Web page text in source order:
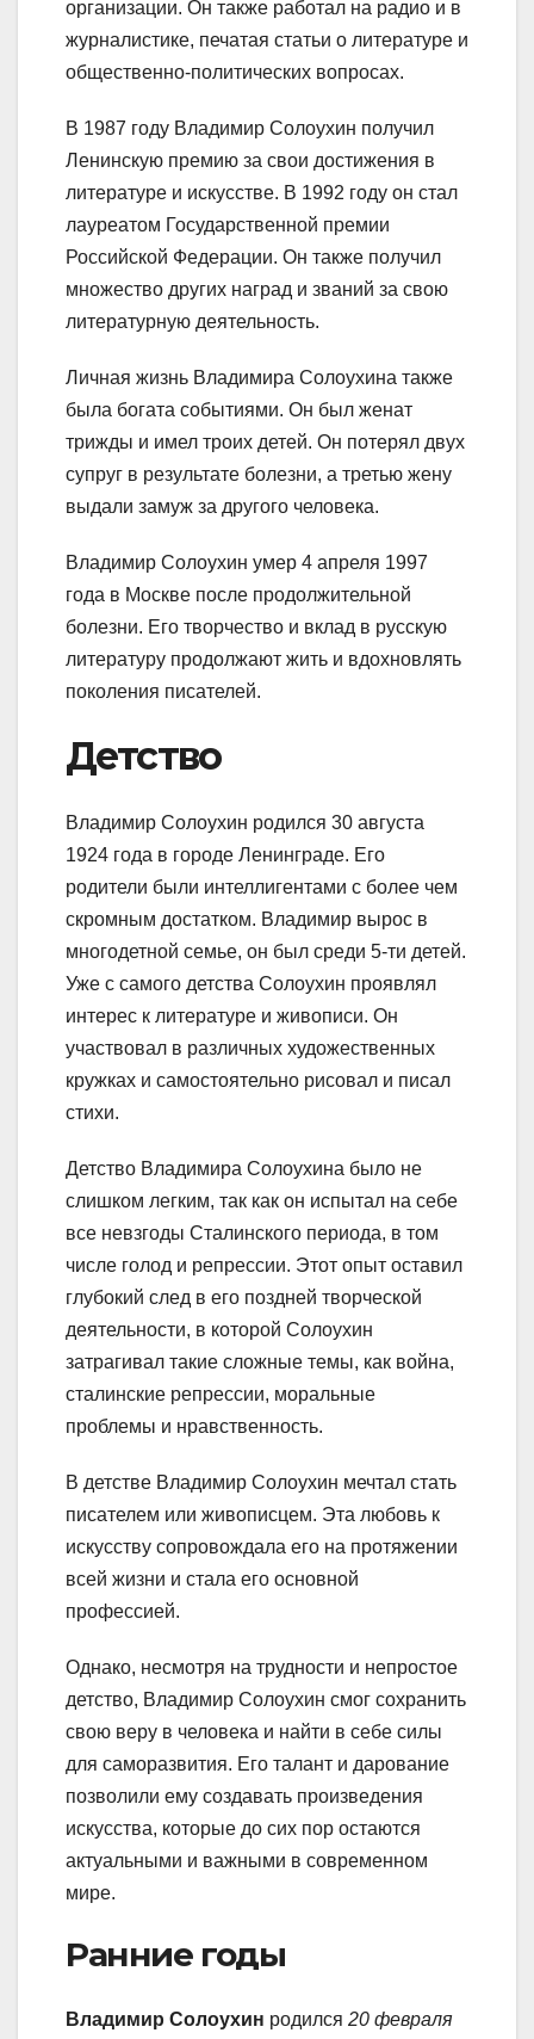
организации. Он также работал на радио и в
журналистике, печатая статьи о литературе и
общественно-политических вопросах.
В 1987 году Владимир Солоухин получил
Ленинскую премию за свои достижения в
литературе и искусстве. В 1992 году он стал
лауреатом Государственной премии
Российской Федерации. Он также получил
множество других наград и званий за свою
литературную деятельность.
Личная жизнь Владимира Солоухина также
была богата событиями. Он был женат
трижды и имел троих детей. Он потерял двух
супруг в результате болезни, а третью жену
выдали замуж за другого человека.
Владимир Солоухин умер 4 апреля 1997
года в Москве после продолжительной
болезни. Его творчество и вклад в русскую
литературу продолжают жить и вдохновлять
поколения писателей.
Детство
Владимир Солоухин родился 30 августа
1924 года в городе Ленинграде. Его
родители были интеллигентами с более чем
скромным достатком. Владимир вырос в
многодетной семье, он был среди 5-ти детей.
Уже с самого детства Солоухин проявлял
интерес к литературе и живописи. Он
участвовал в различных художественных
кружках и самостоятельно рисовал и писал
стихи.
Детство Владимира Солоухина было не
слишком легким, так как он испытал на себе
все невзгоды Сталинского периода, в том
числе голод и репрессии. Этот опыт оставил
глубокий след в его поздней творческой
деятельности, в которой Солоухин
затрагивал такие сложные темы, как война,
сталинские репрессии, моральные
проблемы и нравственность.
В детстве Владимир Солоухин мечтал стать
писателем или живописцем. Эта любовь к
искусству сопровождала его на протяжении
всей жизни и стала его основной
профессией.
Однако, несмотря на трудности и непростое
детство, Владимир Солоухин смог сохранить
свою веру в человека и найти в себе силы
для саморазвития. Его талант и дарование
позволили ему создавать произведения
искусства, которые до сих пор остаются
актуальными и важными в современном
мире.
Ранние годы
Владимир Солоухин родился 20 февраля